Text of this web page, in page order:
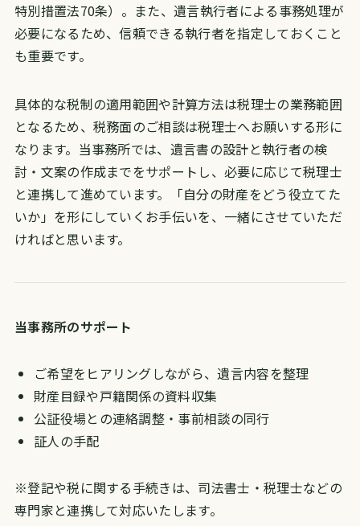
特別措置法70条）。また、遺言執行者による事務処理が
必要になるため、信頼できる執行者を指定しておくこと
も重要です。
具体的な税制の適用範囲や計算方法は税理士の業務範囲
となるため、税務面のご相談は税理士へお願いする形に
なります。当事務所では、遺言書の設計と執行者の検
討・文案の作成までをサポートし、必要に応じて税理士
と連携して進めています。「自分の財産をどう役立てた
いか」を形にしていくお手伝いを、一緒にさせていただ
ければと思います。
当事務所のサポート
ご希望をヒアリングしながら、遺言内容を整理
財産目録や戸籍関係の資料収集
公証役場との連絡調整・事前相談の同行
証人の手配
※登記や税に関する手続きは、司法書士・税理士などの
専門家と連携して対応いたします。